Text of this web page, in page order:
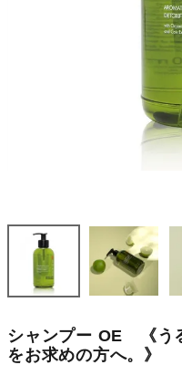
シャンプー OE 《う
をお求めの方へ。》